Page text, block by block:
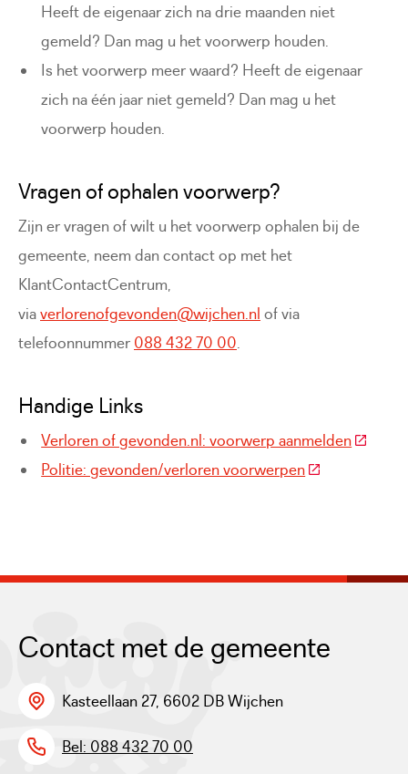
Heeft de eigenaar zich na drie maanden niet
gemeld? Dan mag u het voorwerp houden.
Is het voorwerp meer waard? Heeft de eigenaar
zich na één jaar niet gemeld? Dan mag u het
voorwerp houden.
Vragen of ophalen voorwerp?
Zijn er vragen of wilt u het voorwerp ophalen bij de
gemeente, neem dan contact op met het
KlantContactCentrum,
viaverlorenofgevonden@wijchen.nl of via
telefoonnummer 088 432 70 00.
Handige Links
Verloren of gevonden.nl: voorwerp aanmelden(Deze
Politie: gevonden/verloren voorwerpen(Deze link
Contact met de gemeente
Kasteellaan 27, 6602 DB Wijchen
Bel: 088 432 70 00